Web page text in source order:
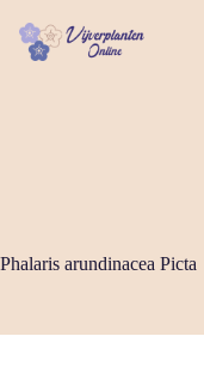
naar
Phalaris arundinacea Picta